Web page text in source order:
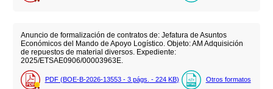
Anuncio de formalización de contratos de: Jefatura de Asuntos
Económicos del Mando de Apoyo Logístico. Objeto: AM Adquisición
de repuestos de material diversos. Expediente:
2025/ETSAE0906/00003963E.
PDF (BOE-B-2026-13553 - 3 págs. - 224 KB) Otros formatos